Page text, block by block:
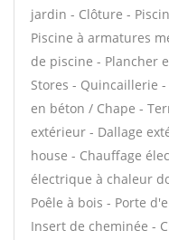
jardin - Clôture -
Piscine à armatures
de piscine - Plancher
Stores - Quincaillerie
en béton / Chape -
extérieur - Dallage
house - Chauffage
électrique à chaleur
Poêle à bois - Porte
Insert de cheminée -